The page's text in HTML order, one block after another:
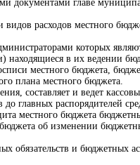
документами главе
расходов местного
которых
находящиеся в их ведении
местного бюджета,
плана местного бюджета.
составляет и ведет
главных распорядителей
местного бюджета
об изменении
обязательств и бюджетных